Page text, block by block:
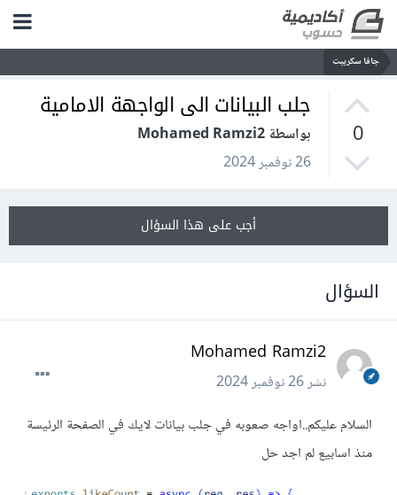
جافا سكريبت
0
جلب البيانات الى الواجهة الامامية
بواسطة Mohamed Ramzi2
26 نوفمبر 2024
أجب على هذا السؤال
السؤال
Mohamed Ramzi2
نشر26 نوفمبر 2024
السلام عليكم..اواجه صعوبه في جلب بيانات لايك في الصفحة الرئيسة
منذ اسابيع لم اجد حل